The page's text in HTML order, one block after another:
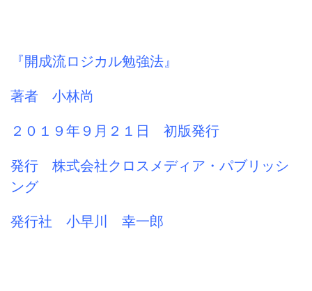
『開成流ロジカル勉強法』
著者 小林尚
２０１９年９月２１日 初版発行
発行 株式会社クロスメディア・パブリッシ
ング
発行社 小早川 幸一郎